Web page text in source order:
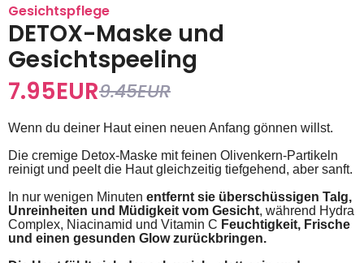
Gesichtspflege
DETOX-Maske und
Gesichtspeeling
7.95EUR9.45EUR
Wenn du deiner Haut einen neuen Anfang gönnen willst.
Die cremige Detox-Maske mit feinen Olivenkern-Partikeln
reinigt und peelt die Haut gleichzeitig tiefgehend, aber sanft.
In nur wenigen Minuten entfernt sie überschüssigen Talg,
Unreinheiten und Müdigkeit vom Gesicht, während Hydra
Complex, Niacinamid und Vitamin C Feuchtigkeit, Frische
und einen gesunden Glow zurückbringen.